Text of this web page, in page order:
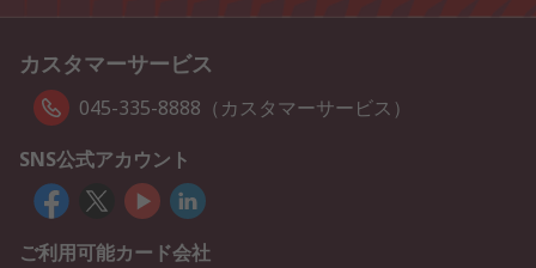
カスタマーサービス
045-335-8888（カスタマーサービス）
SNS公式アカウント
ご利用可能カード会社